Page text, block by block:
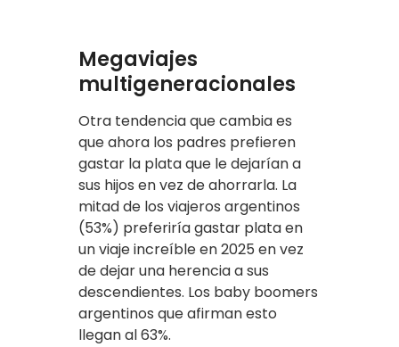
Megaviajes
multigeneracionales
Otra tendencia que cambia es
que ahora los padres prefieren
gastar la plata que le dejarían a
sus hijos en vez de ahorrarla. La
mitad de los viajeros argentinos
(53%) preferiría gastar plata en
un viaje increíble en 2025 en vez
de dejar una herencia a sus
descendientes. Los baby boomers
argentinos que afirman esto
llegan al 63%.